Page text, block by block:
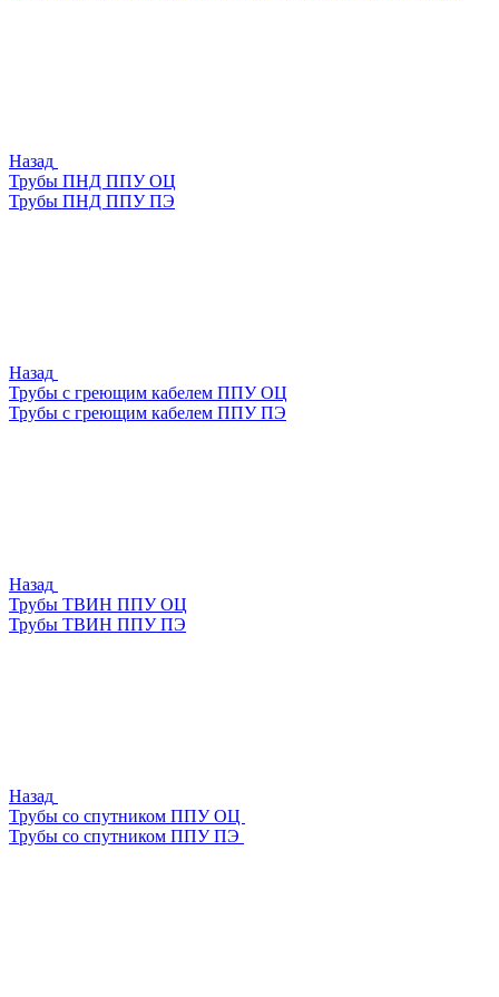
Назад
Трубы ПНД ППУ ОЦ
Трубы ПНД ППУ ПЭ
Назад
Трубы с греющим кабелем ППУ ОЦ
Трубы с греющим кабелем ППУ ПЭ
Назад
Трубы ТВИН ППУ ОЦ
Трубы ТВИН ППУ ПЭ
Назад
Трубы со спутником ППУ ОЦ
Трубы со спутником ППУ ПЭ